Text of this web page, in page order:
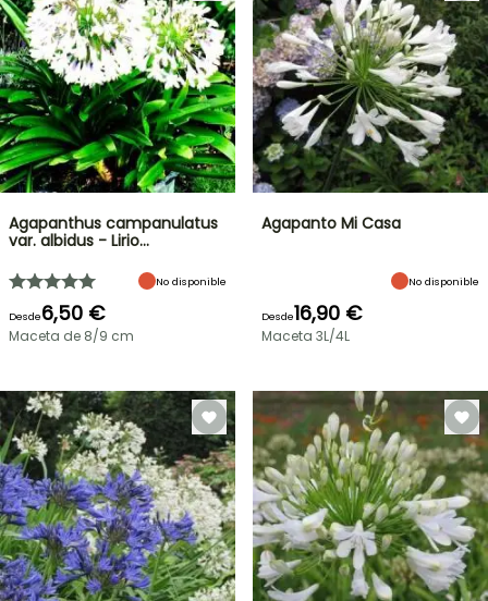
Agapanthus campanulatus
var. albidus - Lirio…
No disponible
Desde6,50 €
Maceta de 8/9 cm
Agapanto Mi Casa
No disponible
Desde16,90 €
Maceta 3L/4L